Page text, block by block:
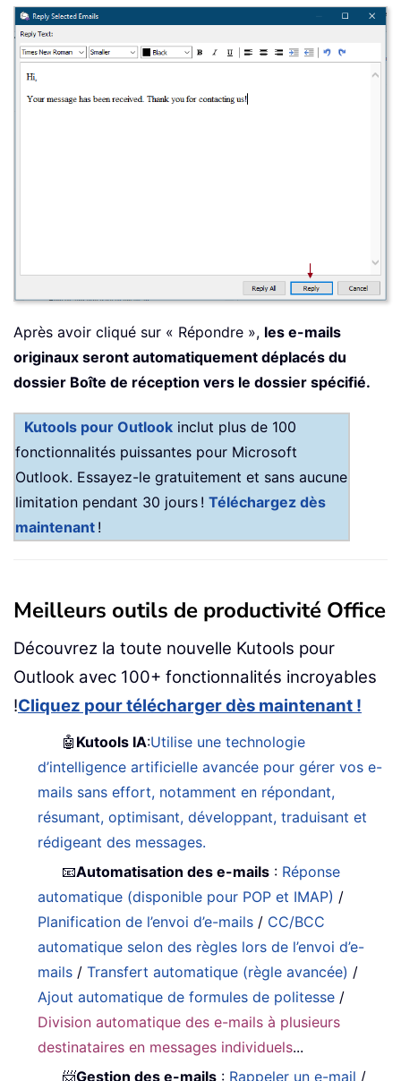
Après avoir cliqué sur « Répondre », les e-mails
originaux seront automatiquement déplacés du
dossier Boîte de réception vers le dossier spécifié.
Kutools pour Outlook inclut plus de 100
fonctionnalités puissantes pour Microsoft
Outlook. Essayez-le gratuitement et sans aucune
limitation pendant 30 jours ! Téléchargez dès
maintenant !
Meilleurs outils de productivité Office
Découvrez la toute nouvelle Kutools pour
Outlook avec 100+ fonctionnalités incroyables
!Cliquez pour télécharger dès maintenant !
🤖 Kutools IA:Utilise une technologie
d’intelligence artificielle avancée pour gérer vos e-
mails sans effort, notamment en répondant,
résumant, optimisant, développant, traduisant et
rédigeant des messages.
📧Automatisation des e-mails : Réponse
automatique (disponible pour POP et IMAP) /
Planification de l’envoi d’e-mails / CC/BCC
automatique selon des règles lors de l’envoi d’e-
mails /Transfert automatique (règle avancée) /
Ajout automatique de formules de politesse /
Division automatique des e-mails à plusieurs
destinataires en messages individuels...
📨Gestion des e-mails : Rappeler un e-mail /